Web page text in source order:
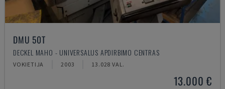
DMU 50T
DECKEL MAHO - UNIVERSALUS APDIRBIMO CENTRAS
VOKIETIJA 2003 13.028 VAL.
13.000 €